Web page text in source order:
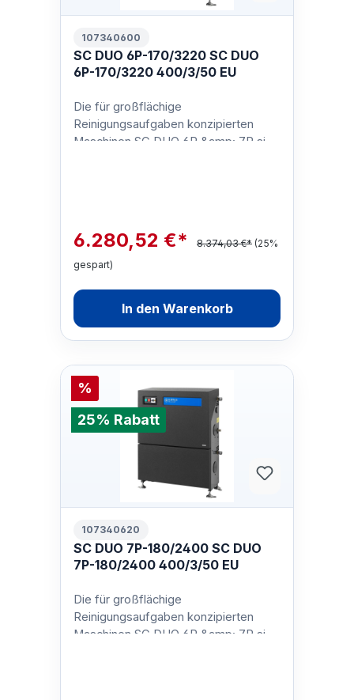
107340600
SC DUO 6P-170/3220 SC DUO
6P-170/3220 400/3/50 EU
Die für großflächige
Reinigungsaufgaben konzipierten
Maschinen SC DUO 6P &amp; 7P sind
6.280,52 €* 8.374,03 €* (25%
gespart)
In den Warenkorb
%
25% Rabatt
107340620
SC DUO 7P-180/2400 SC DUO
7P-180/2400 400/3/50 EU
Die für großflächige
Reinigungsaufgaben konzipierten
Maschinen SC DUO 6P &amp; 7P sind